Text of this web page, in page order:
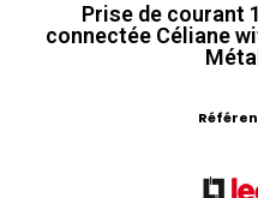
Prise de courant
connectée Céliane